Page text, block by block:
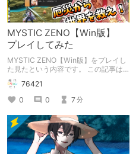
MYSTIC ZENO【Win版】
プレイしてみた
MYSTIC ZENO【Win版】をプレイし
た見たという内容です。 この記事は
通常のクリエイターズ記事です。
76421
0
0 7分